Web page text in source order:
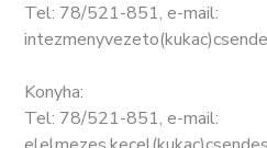
Tel: 78/521-851, e-mail:
Konyha:
Tel: 78/521-851, e-mail: